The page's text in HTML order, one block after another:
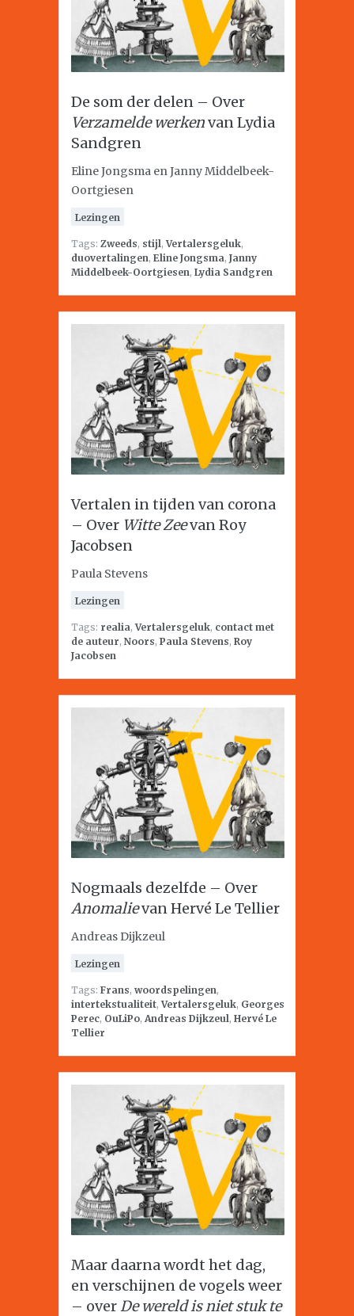
De som der delen – Over
Verzamelde werkenvan Lydia
Sandgren
Eline Jongsma en Janny Middelbeek-
Oortgiesen
Lezingen
Tags: Zweeds, stijl,Vertalersgeluk,
duovertalingen, Eline Jongsma, Janny
Middelbeek-Oortgiesen, Lydia Sandgren
Vertalen in tijden van corona
– Over Witte Zeevan Roy
Jacobsen
Paula Stevens
Lezingen
Tags: realia,Vertalersgeluk, contact met
de auteur, Noors, Paula Stevens, Roy
Jacobsen
Nogmaals dezelfde – Over
Anomalievan Hervé Le Tellier
Andreas Dijkzeul
Lezingen
Tags: Frans, woordspelingen,
intertekstualiteit,Vertalersgeluk, Georges
Perec, OuLiPo, Andreas Dijkzeul, Hervé Le
Tellier
Maar daarna wordt het dag,
en verschijnen de vogels weer
– overDe wereld is niet stuk te